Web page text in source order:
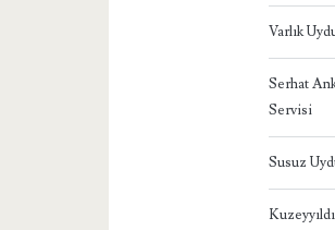
Varlık
Serhat
Servisi
Susuz